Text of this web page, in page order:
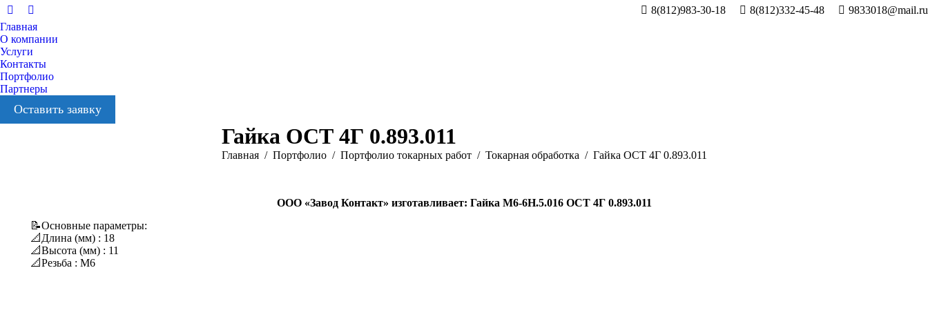
Вконтакте
YouTube
8(812)983-30-18 8(812)332-45-48
9833018@mail.ru
Главная
О компании
Услуги
Контакты
Портфолио
Партнеры
Оставить заявку
Гайка ОСТ 4Г 0.893.011
Вы здесь:
Главная Портфолио Портфолио токарных работ Токарная обработка Гайка ОСТ 4Г 0.893.011
ООО «Завод Контакт» изготавливает: Гайка М6-6Н.5.016 ОСТ 4Г 0.893.011
📝Основные параметры:
📐Длина (мм) : 18
📐Высота (мм) : 11
📐Резьба : М6